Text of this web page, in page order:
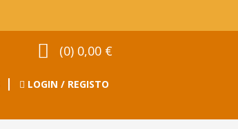
(0) 0,00 €
LOGIN / REGISTO